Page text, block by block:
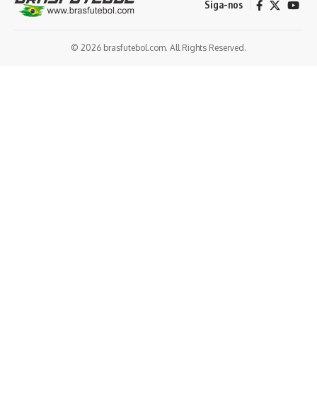
Siga-nos
© 2026 brasfutebol.com. All Rights Reserved.